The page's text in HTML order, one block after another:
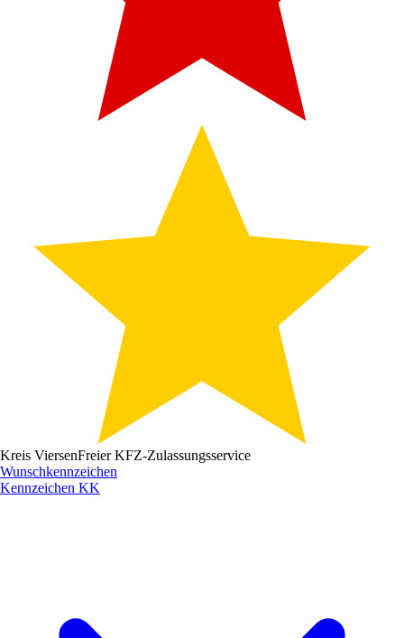
Kreis ViersenFreier KFZ-Zulassungsservice
Wunschkennzeichen
Kennzeichen KK